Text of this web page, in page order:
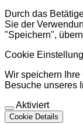
Durch das
Sie der
"Speichern",
Cookie
Wir speichern
Besuche unseres
Aktiviert
Cookie Details